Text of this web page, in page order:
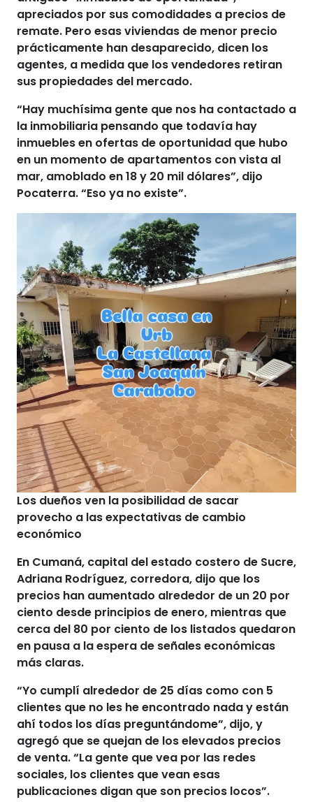
apreciados por sus comodidades a precios de
remate. Pero esas viviendas de menor precio
prácticamente han desaparecido, dicen los
agentes, a medida que los vendedores retiran
sus propiedades del mercado.
“Hay muchísima gente que nos ha contactado a
la inmobiliaria pensando que todavía hay
inmuebles en ofertas de oportunidad que hubo
en un momento de apartamentos con vista al
mar, amoblado en 18 y 20 mil dólares”, dijo
Pocaterra. “Eso ya no existe”.
Los dueños ven la posibilidad de sacar
provecho a las expectativas de cambio
económico
En Cumaná, capital del estado costero de Sucre,
Adriana Rodríguez, corredora, dijo que los
precios han aumentado alrededor de un 20 por
ciento desde principios de enero, mientras que
cerca del 80 por ciento de los listados quedaron
en pausa a la espera de señales económicas
más claras.
“Yo cumplí alrededor de 25 días como con 5
clientes que no les he encontrado nada y están
ahí todos los días preguntándome”, dijo, y
agregó que se quejan de los elevados precios
de venta. “La gente que vea por las redes
sociales, los clientes que vean esas
publicaciones digan que son precios locos”.